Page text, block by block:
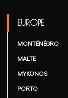
EUROPE
MONTÉNÉGRO
MALTE
MYKONOS
PORTO